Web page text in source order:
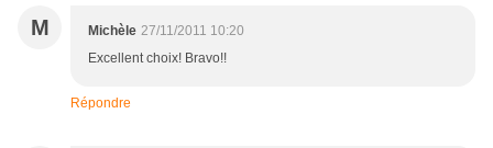
M Michèle 27/11/2011 10:20
Excellent choix! Bravo!!
Répondre